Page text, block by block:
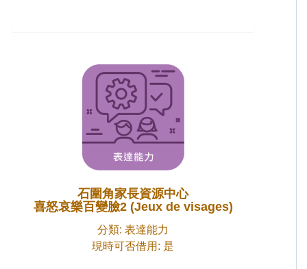
石圍角家長資源中心
喜怒哀樂百變臉2 (Jeux de visages)
分類: 表達能力
現時可否借用: 是